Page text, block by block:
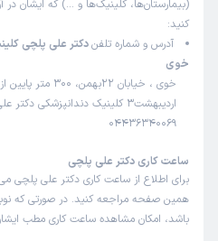
(بیمارستان‌ها، کلینیک‌ها و …) که ایشان
کنید:
آدرس و شماره تلفندکتر علی پلچی
خوی
خوی ، خیابان
اردیبهشت3 کلینیک دندانپزشکی
04436340069
ساعت کاری دکتر علی پلچی
برای اطلاع از ساعت کاری دکتر علی پلچی
همین صفحه مراجعه کنید. در صورتی که
باشد، امکان مشاهده ساعت کاری مطب